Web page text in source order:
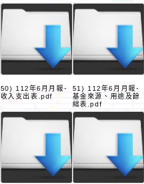
50) 112年6月月報-
收入支出表.pdf
51) 112年6月月報-
基金來源、用途及餘
絀表.pdf